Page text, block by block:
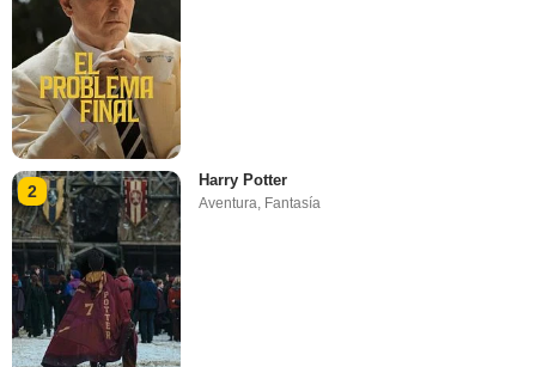
2
Harry Potter
Aventura, Fantasía